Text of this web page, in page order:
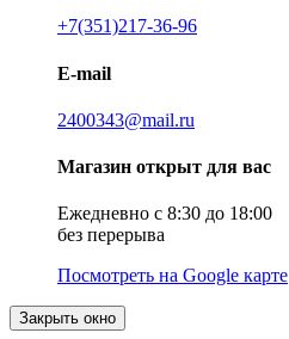
+7(351)217-36-96
E-mail
2400343@mail.ru
Магазин открыт для вас
Ежедневно с 8:30 до 18:00
без перерыва
Посмотреть на Google карте
Закрыть окно